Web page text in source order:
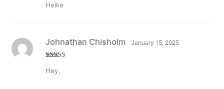
Heike
out of
Johnathan Chisholm January 15, 2025
Hey,